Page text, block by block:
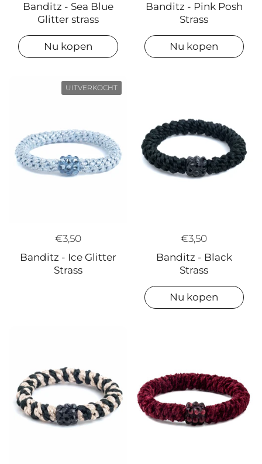
Banditz - Sea Blue
Glitter strass
Nu kopen
Banditz - Pink Posh
Strass
Nu kopen
€3,50
Banditz - Ice Glitter
Strass
UITVERKOCHT
€3,50
Banditz - Black
Strass
Nu kopen